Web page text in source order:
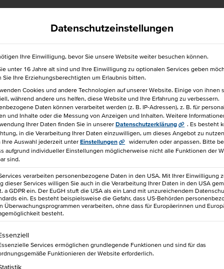
040 36138 777 hkbis@hkbis.de
einen Freund!
SICH
ER­FIN­
DEN
Hameister
Datenschutzeinstellungen
Ihre Einwilligung, bevor Sie unsere Website weiter besuchen können.
unter 16 Jahre alt sind und Ihre Einwilligung zu optionalen Services geben
Sie Ihre Erziehungsberechtigten um Erlaubnis bitten.
Cookies und andere Technologien auf unserer Website. Einige von ihnen
während andere uns helfen, diese Website und Ihre Erfahrung zu verbessern.
Daten können verarbeitet werden (z. B. IP-Adressen), z. B. für
und Inhalte oder die Messung von Anzeigen und Inhalten. Weitere
Ihrer Daten finden Sie in unserer Datenschutzerklärung . Es besteht
in die Verarbeitung Ihrer Daten einzuwilligen, um dieses Angebot zu
Ihre Auswahl jederzeit unter Einstellungen widerrufen oder anpassen. Bitte
aufgrund individueller Einstellungen möglicherweise nicht alle Funktionen der
sind.
verarbeiten personenbezogene Daten in den USA. Mit Ihrer Einwilligung
dieser Services willigen Sie auch in die Verarbeitung Ihrer Daten in den USA
a GDPR ein. Der EuGH stuft die USA als ein Land mit unzureichendem
ein. Es besteht beispielsweise die Gefahr, dass US-Behörden
Überwachungsprogrammen verarbeiten, ohne dass für Europäerinnen und
besteht.
eine Liste der Service-Gruppen, für die eine Einwilligung
Services ermöglichen grundlegende Funktionen und sind für das
Funktionieren der Website erforderlich.